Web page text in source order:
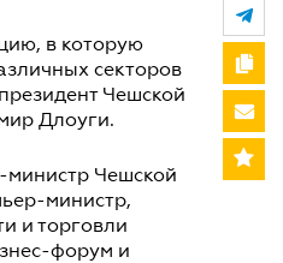
в которую
секторов
Чешской
Длоуги.
министр Чешской
министр,
и торговли
форум и